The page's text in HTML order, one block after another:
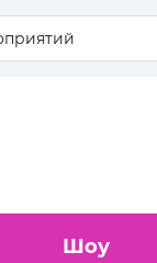
Шоу